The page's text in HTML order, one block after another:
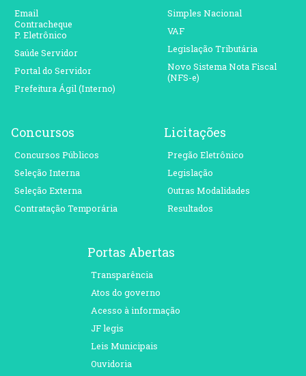
Email
Contracheque
P. Eletrônico
Saúde Servidor
Portal do Servidor
Prefeitura Ágil (Interno)
Simples Nacional
VAF
Legislação Tributária
Novo Sistema Nota Fiscal
(NFS-e)
Concursos
Concursos Públicos
Seleção Interna
Seleção Externa
Contratação Temporária
Licitações
Pregão Eletrônico
Legislação
Outras Modalidades
Resultados
Portas Abertas
Transparência
Atos do governo
Acesso à informação
JF legis
Leis Municipais
Ouvidoria